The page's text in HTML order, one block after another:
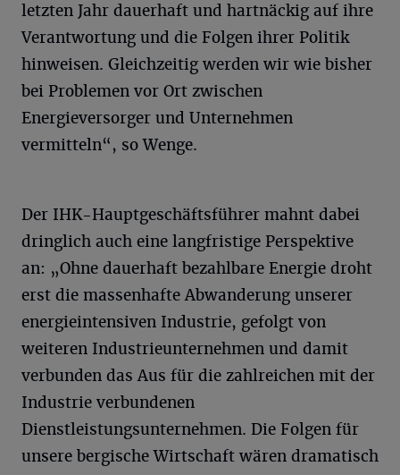
letzten Jahr dauerhaft und hartnäckig auf ihre
Verantwortung und die Folgen ihrer Politik
hinweisen. Gleichzeitig werden wir wie bisher
bei Problemen vor Ort zwischen
Energieversorger und Unternehmen
vermitteln“, so Wenge.
Der IHK-Hauptgeschäftsführer mahnt dabei
dringlich auch eine langfristige Perspektive
an: „Ohne dauerhaft bezahlbare Energie droht
erst die massenhafte Abwanderung unserer
energieintensiven Industrie, gefolgt von
weiteren Industrieunternehmen und damit
verbunden das Aus für die zahlreichen mit der
Industrie verbundenen
Dienstleistungsunternehmen. Die Folgen für
unsere bergische Wirtschaft wären dramatisch